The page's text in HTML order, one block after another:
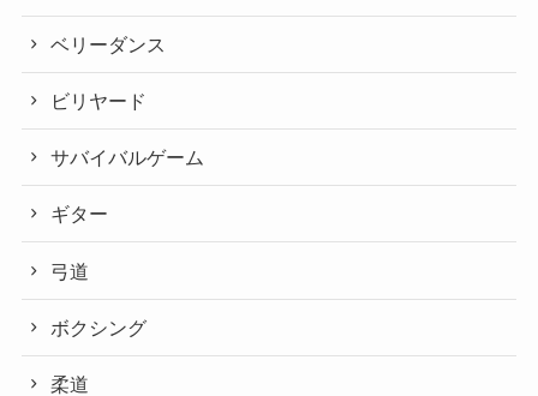
ベリーダンス
ビリヤード
サバイバルゲーム
ギター
弓道
ボクシング
柔道